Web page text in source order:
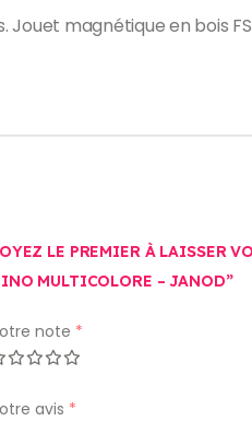
magnétique en bois
LE PREMIER À LAISSER
MULTICOLORE – JANOD”
note *
avis *